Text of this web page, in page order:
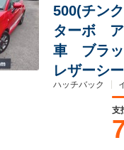
500(チン
ターボ ア
車 ブラッ
レザーシ
ハッチバック
支